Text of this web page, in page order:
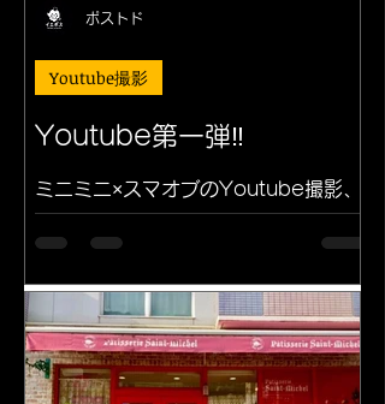
Youtube第一弾‼︎
ミニミニ×スマオブのYoutube撮影、
編集をディレクターのももちゃんが担
当させた頂きました！ 公開第一弾で
↓↓画像をクリック😆
Youtube撮影
ポストド